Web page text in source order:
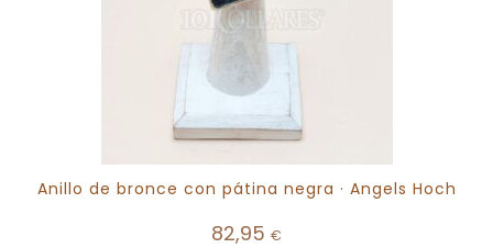
Anillo de bronce con pátina negra · Angels Hoch
82,95 €